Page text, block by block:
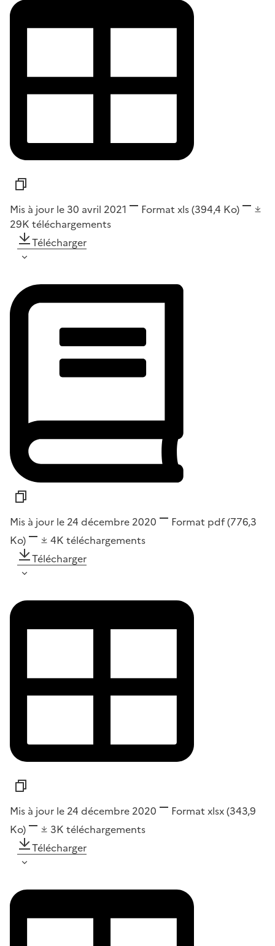
Mis à jour le 30 avril 2021 Format xls(394,4 Ko)
29K téléchargements
Télécharger
Mis à jour le 24 décembre 2020 Format pdf(776,3
Ko)
4K téléchargements
Télécharger
Mis à jour le 24 décembre 2020 Format xlsx(343,9
Ko)
3K téléchargements
Télécharger